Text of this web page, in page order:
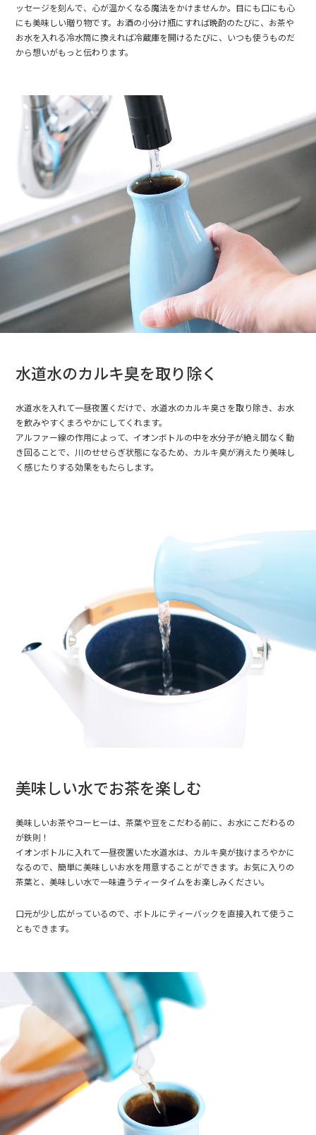
ッセージを刻んで、心が温かくなる魔法をかけませんか。目にも口にも心
にも美味しい贈り物です。お酒の小分け瓶にすれば晩酌のたびに、お茶や
お水を入れる冷水筒に換えれば冷蔵庫を開けるたびに、いつも使うものだ
から想いがもっと伝わります。
水道水のカルキ臭を取り除く
水道水を入れて一昼夜置くだけで、水道水のカルキ臭さを取り除き、お水
を飲みやすくまろやかにしてくれます。
アルファー線の作用によって、イオンボトルの中を水分子が絶え間なく動
き回ることで、川のせせらぎ状態になるため、カルキ臭が消えたり美味し
く感じたりする効果をもたらします。
美味しい水でお茶を楽しむ
美味しいお茶やコーヒーは、茶葉や豆をこだわる前に、お水にこだわるの
が鉄則！
イオンボトルに入れて一昼夜置いた水道水は、カルキ臭が抜けまろやかに
なるので、簡単に美味しいお水を用意することができます。お気に入りの
茶葉と、美味しい水で一味違うティータイムをお楽しみください。
口元が少し広がっているので、ボトルにティーバックを直接入れて使うこ
ともできます。